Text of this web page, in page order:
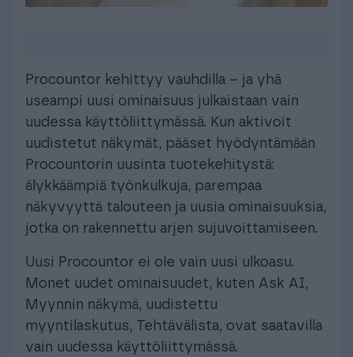
Procountor kehittyy vauhdilla – ja yhä
useampi uusi ominaisuus julkaistaan vain
uudessa käyttöliittymässä. Kun aktivoit
uudistetut näkymät, pääset hyödyntämään
Procountorin uusinta tuotekehitystä:
älykkäämpiä työnkulkuja, parempaa
näkyvyyttä talouteen ja uusia ominaisuuksia,
jotka on rakennettu arjen sujuvoittamiseen.
Uusi Procountor ei ole vain uusi ulkoasu.
Monet uudet ominaisuudet, kuten Ask AI,
Myynnin näkymä, uudistettu
myyntilaskutus, Tehtävälista, ovat saatavilla
vain uudessa käyttöliittymässä.